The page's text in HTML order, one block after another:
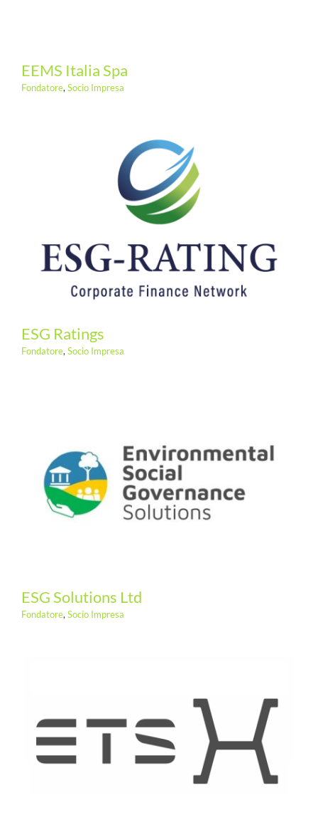
EEMS Italia Spa
Fondatore, Socio Impresa
ESG Ratings
Fondatore, Socio Impresa
ESG Solutions Ltd
Fondatore, Socio Impresa